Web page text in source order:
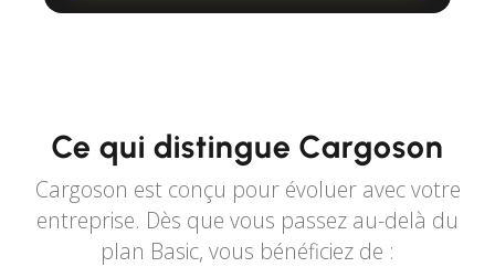
Ce qui distingue Cargoson
Cargoson est conçu pour évoluer avec votre
entreprise. Dès que vous passez au-delà du
plan Basic, vous bénéficiez de :